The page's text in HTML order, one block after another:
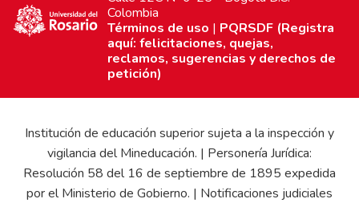
Colombia
Términos de uso | PQRSDF (Registra
aquí: felicitaciones, quejas,
reclamos, sugerencias y derechos de
petición)
Institución de educación superior sujeta a la inspección y
vigilancia del Mineducación. | Personería Jurídica:
Resolución 58 del 16 de septiembre de 1895 expedida
por el Ministerio de Gobierno. | Notificaciones judiciales